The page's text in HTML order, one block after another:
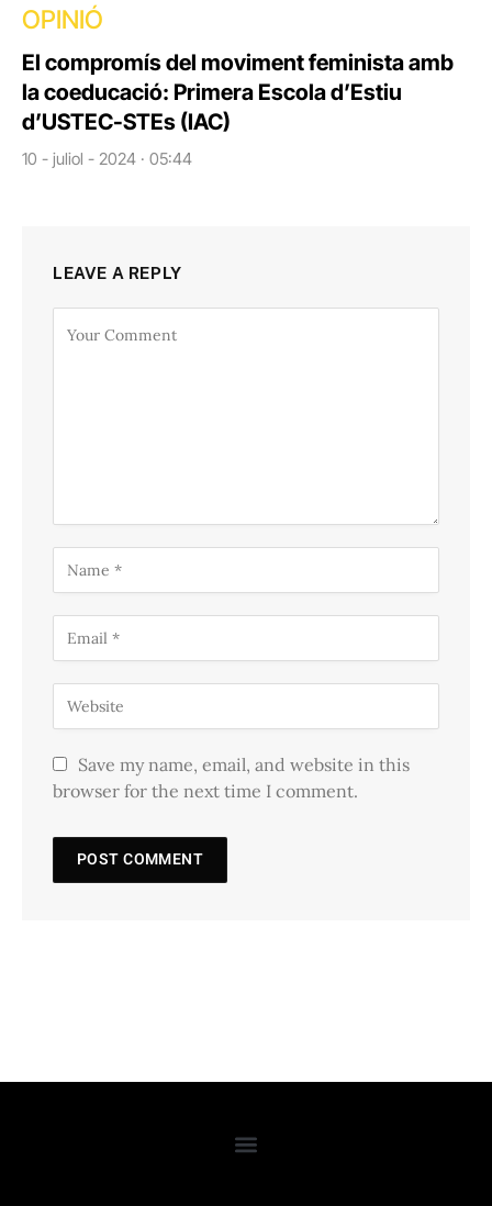
OPINIÓ
El compromís del moviment feminista amb
la coeducació: Primera Escola d’Estiu
d’USTEC-STEs (IAC)
10 - juliol - 2024 · 05:44
LEAVE A REPLY
Save my name, email, and website in this
browser for the next time I comment.